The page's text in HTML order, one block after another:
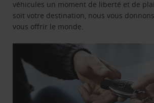
véhicules un moment de liberté et de
soit votre destination, nous vous
vous offrir le monde.